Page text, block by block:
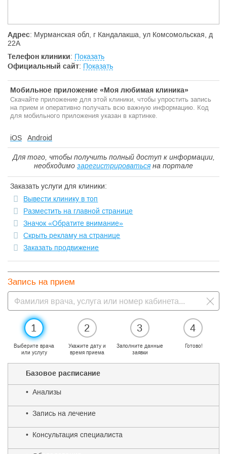
Адрес: Мурманская обл, г Кандалакша, ул Комсомольская, д
22А
Телефон клиники: Показать
Официальный сайт: Показать
Мобильное приложение «Моя любимая клиника»
Скачайте приложение для этой клиники, чтобы упростить запись
на прием и оперативно получать всю важную информацию. Код
для мобильного приложения указан в картинке.
iOS Android
Для того, чтобы получить полный доступ к информации,
необходимо зарегистрироватьсяна портале
Заказать услуги для клиники:
Вывести клинику в топ
Разместить на главной странице
Значок «Обратите внимание»
Скрыть рекламу на странице
Заказать продвижение
Запись на прием
1
Выберите врача
или услугу
2
Укажите дату и
время приема
3
Заполните данные
заявки
4
Готово!
Базовое расписание
• Анализы
• Запись на лечение
• Консультация специалиста